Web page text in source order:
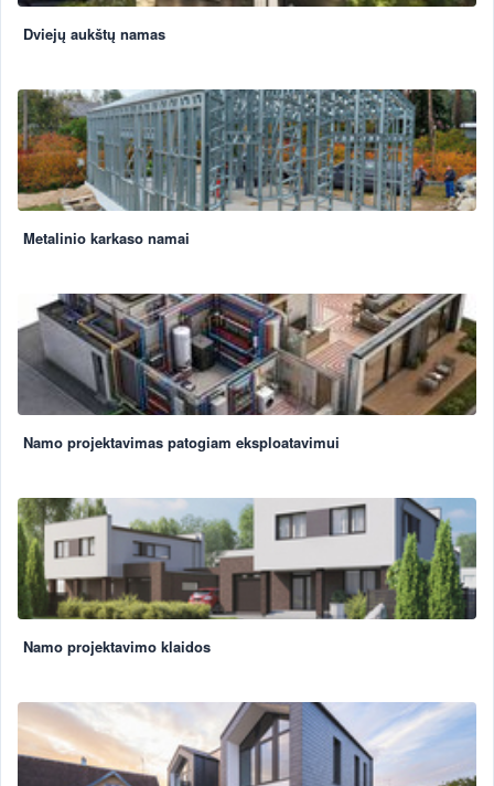
Dviejų aukštų namas
Metalinio karkaso namai
Namo projektavimas patogiam eksploatavimui
Namo projektavimo klaidos